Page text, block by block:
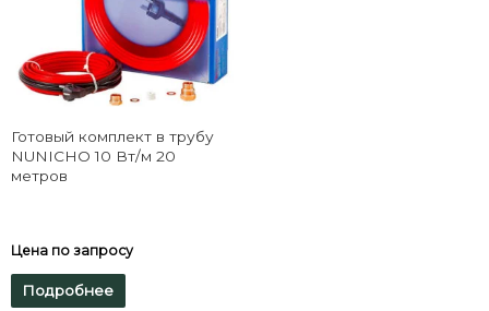
Готовый комплект в трубу
NUNICHO 10 Вт/м 20
метров
Цена по запросу
Подробнее